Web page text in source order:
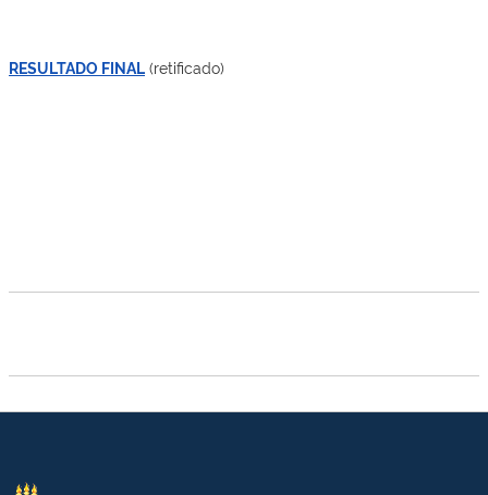
RESULTADO FINAL (retificado)